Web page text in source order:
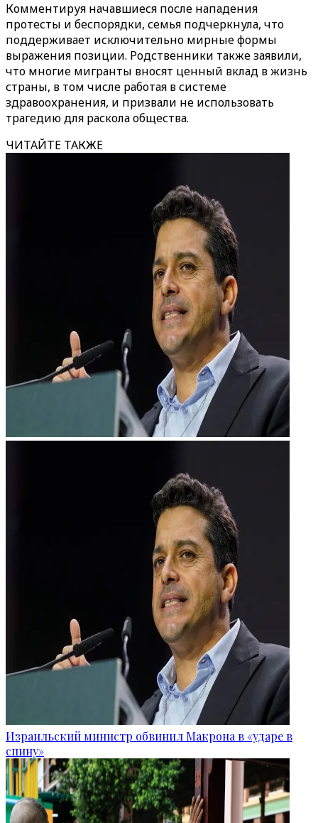
Комментируя начавшиеся после нападения
протесты и беспорядки, семья подчеркнула, что
поддерживает исключительно мирные формы
выражения позиции. Родственники также заявили,
что многие мигранты вносят ценный вклад в жизнь
страны, в том числе работая в системе
здравоохранения, и призвали не использовать
трагедию для раскола общества.
ЧИТАЙТЕ ТАКЖЕ
Израильский министр обвинил Макрона в «ударе в
спину»